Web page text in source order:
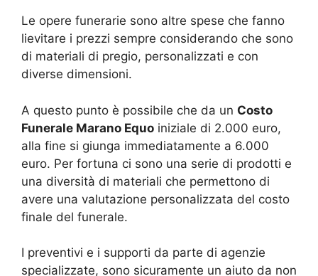
Le opere funerarie sono altre spese che fanno
lievitare i prezzi sempre considerando che sono
di materiali di pregio, personalizzati e con
diverse dimensioni.
A questo punto è possibile che da un Costo
Funerale Marano Equo iniziale di 2.000 euro,
alla fine si giunga immediatamente a 6.000
euro. Per fortuna ci sono una serie di prodotti e
una diversità di materiali che permettono di
avere una valutazione personalizzata del costo
finale del funerale.
I preventivi e i supporti da parte di agenzie
specializzate, sono sicuramente un aiuto da non